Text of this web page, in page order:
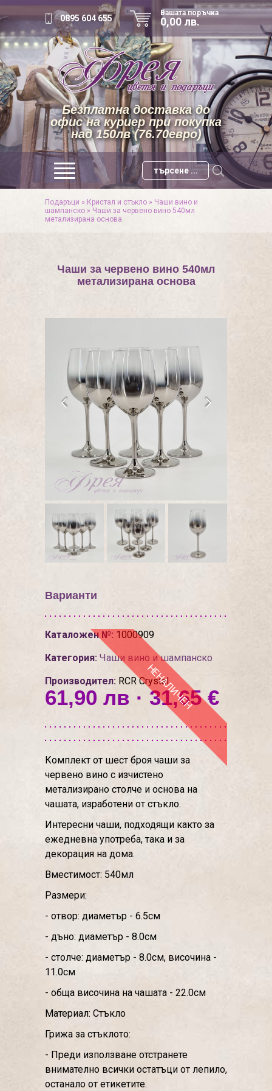
0895 604 655
Вашата поръчка
0,00 лв.
Безплатна доставка до
офис на куриер при покупка
над 150лв (76.70евро)
Подаръци » Кристал и стъкло » Чаши вино и
шампанско » Чаши за червено вино 540мл
метализирана основа
Чаши за червено вино 540мл
метализирана основа
Варианти
Каталожен №: 1000909
Категория: Чаши вино и шампанско
Производител: RCR Crystal
61,90 лв · 31,65 €
НЕНАЛИЧЕН
Комплект от шест броя чаши за
червено вино с изчистено
метализирано столче и основа на
чашата, изработени от стъкло.
Интересни чаши, подходящи както за
ежедневна употреба, така и за
декорация на дома.
Вместимост: 540мл
Размери:
- отвор: диаметър - 6.5см
- дъно: диаметър - 8.0см
- столче: диаметър - 8.0см, височина -
11.0см
- обща височина на чашата - 22.0см
Материал: Стъкло
Грижа за стъклото:
- Преди използване отстранете
внимателно всички остатъци от лепило,
останало от етикетите.